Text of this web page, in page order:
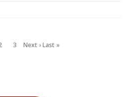
3 Next › Last »